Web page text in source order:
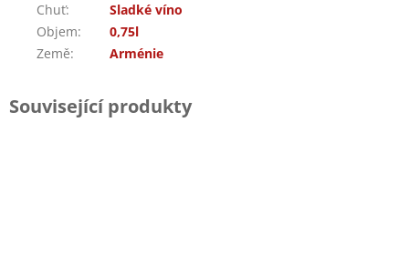
Chuť:
Sladké víno
Objem:
0,75l
Země: Arménie
Související produkty